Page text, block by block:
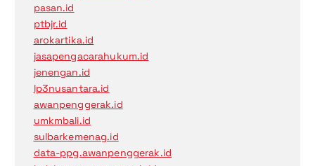
pasan.id
ptbjr.id
arokartika.id
jasapengacarahukum.id
jenengan.id
lp3nusantara.id
awanpenggerak.id
umkmbali.id
sulbarkemenag.id
data-ppg.awanpenggerak.id